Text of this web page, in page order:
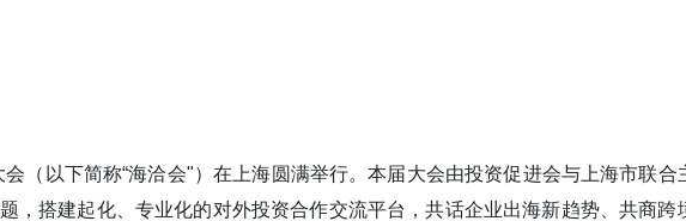
（以下简称“海洽会"）在上海圆满举行。本届大会由投资促进会与上海市联合
，搭建起化、专业化的对外投资合作交流平台，共话企业出海新趋势、共商跨